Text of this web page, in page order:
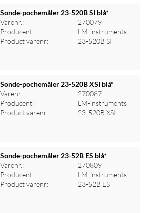
Log ind for at se priser
Sonde-pochemåler 23-520B SI blå*
Varenr.:
270079
Producent:
LM-instruments
Product varenr:
23-520B SI
Log ind for at se priser
Sonde-pochemåler 23-520B XSI blå*
Varenr.:
270087
Producent:
LM-instruments
Product varenr:
23-520B XSI
Log ind for at se priser
Sonde-pochemåler 23-52B ES blå*
Varenr.:
270809
Producent:
LM-instruments
Product varenr:
23-52B ES